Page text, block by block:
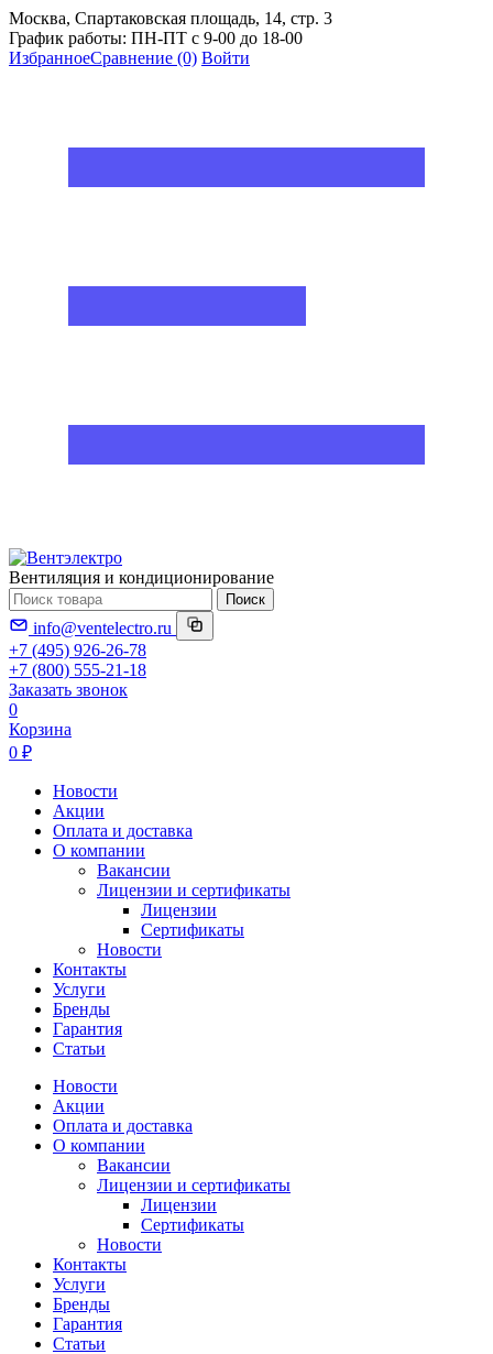
Москва, Спартаковская площадь, 14, стр. 3
График работы: ПН-ПТ с 9-00 до 18-00
ИзбранноеСравнение (0) Войти
Вентиляция и кондиционирование
Поиск
info@ventelectro.ru
+7 (495) 926-26-78
+7 (800) 555-21-18
Заказать звонок
0
Корзина
0 ₽
Новости
Акции
Оплата и доставка
О компании
Вакансии
Лицензии и сертификаты
Лицензии
Сертификаты
Новости
Контакты
Услуги
Бренды
Гарантия
Статьи
Новости
Акции
Оплата и доставка
О компании
Вакансии
Лицензии и сертификаты
Лицензии
Сертификаты
Новости
Контакты
Услуги
Бренды
Гарантия
Статьи